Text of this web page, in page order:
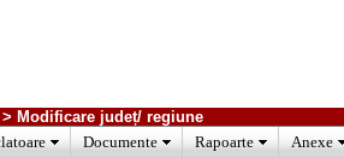
Modificare județ/ regiune
Documente Rapoarte Anexe